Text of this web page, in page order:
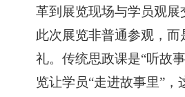
革到展览现场与学员观展
此次展览非普通参观，而
礼。传统思政课是“听故
览让学员“走进故事里”，